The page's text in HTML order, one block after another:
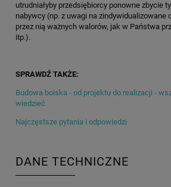
utrudniałyby przedsiębiorcy ponowne zbycie
nabywcy (np. z uwagi na zindywidualizowane
przez nią ważnych walorów, jak w Państwa
itp.).
SPRAWDŹ TAKŻE:
Budowa boiska - od projektu do realizacji -
wiedzieć
Najczęstsze pytania i odpowiedzi
DANE TECHNICZNE